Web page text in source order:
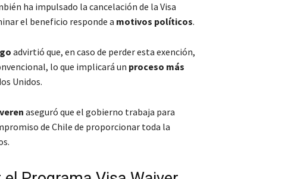
ha impulsado la cancelación de la Visa
el beneficio responde a motivos políticos.
advirtió que, en caso de perder esta exención,
lo que implicará un proceso más
Unidos.
aseguró que el gobierno trabaja para
de Chile de proporcionar toda la